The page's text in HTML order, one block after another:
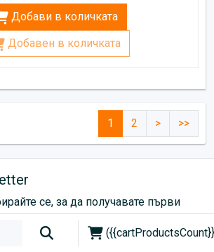
Добави в количката
Добавен в количката
1 2 > >>
се, за да получавате първи